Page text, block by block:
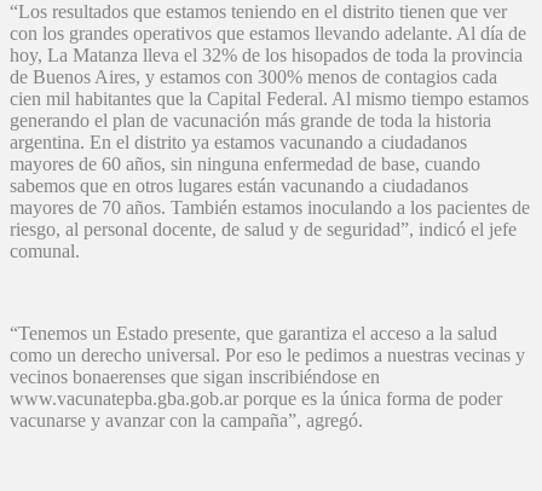
“Los resultados que estamos teniendo en el distrito tienen que ver
con los grandes operativos que estamos llevando adelante. Al día de
hoy, La Matanza lleva el 32% de los hisopados de toda la provincia
de Buenos Aires, y estamos con 300% menos de contagios cada
cien mil habitantes que la Capital Federal. Al mismo tiempo estamos
generando el plan de vacunación más grande de toda la historia
argentina. En el distrito ya estamos vacunando a ciudadanos
mayores de 60 años, sin ninguna enfermedad de base, cuando
sabemos que en otros lugares están vacunando a ciudadanos
mayores de 70 años. También estamos inoculando a los pacientes de
riesgo, al personal docente, de salud y de seguridad”, indicó el jefe
comunal.
“Tenemos un Estado presente, que garantiza el acceso a la salud
como un derecho universal. Por eso le pedimos a nuestras vecinas y
vecinos bonaerenses que sigan inscribiéndose en
www.vacunatepba.gba.gob.ar porque es la única forma de poder
vacunarse y avanzar con la campaña”, agregó.